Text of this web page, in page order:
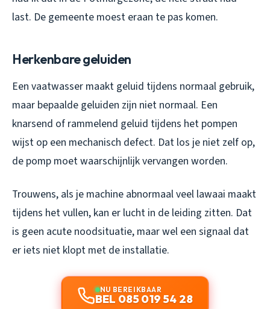
last. De gemeente moest eraan te pas komen.
Herkenbare geluiden
Een vaatwasser maakt geluid tijdens normaal gebruik,
maar bepaalde geluiden zijn niet normaal. Een
knarsend of rammelend geluid tijdens het pompen
wijst op een mechanisch defect. Dat los je niet zelf op,
de pomp moet waarschijnlijk vervangen worden.
Trouwens, als je machine abnormaal veel lawaai maakt
tijdens het vullen, kan er lucht in de leiding zitten. Dat
is geen acute noodsituatie, maar wel een signaal dat
er iets niet klopt met de installatie.
NU BEREIKBAAR
BEL 085 019 54 28